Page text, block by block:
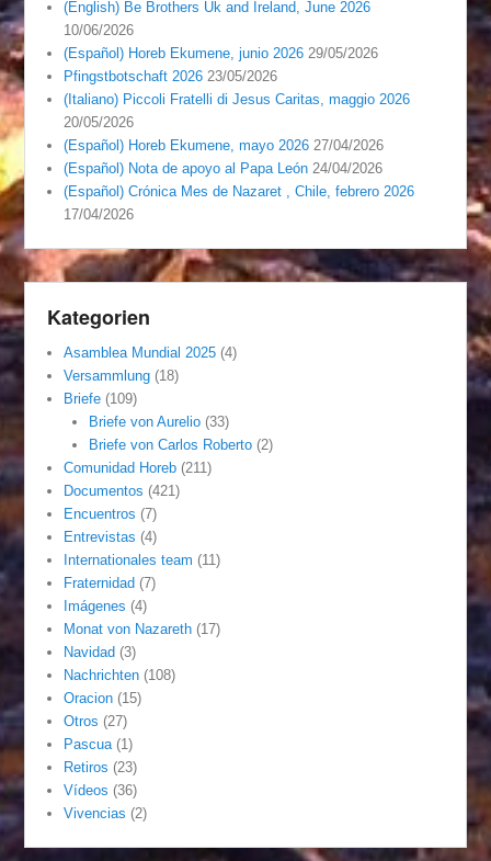
(English) Be Brothers Uk and Ireland, June 2026
10/06/2026
(Español) Horeb Ekumene, junio 2026 29/05/2026
Pfingstbotschaft 2026 23/05/2026
(Italiano) Piccoli Fratelli di Jesus Caritas, maggio 2026
20/05/2026
(Español) Horeb Ekumene, mayo 2026 27/04/2026
(Español) Nota de apoyo al Papa León 24/04/2026
(Español) Crónica Mes de Nazaret , Chile, febrero 2026
17/04/2026
Kategorien
Asamblea Mundial 2025 (4)
Versammlung (18)
Briefe (109)
Briefe von Aurelio(33)
Briefe von Carlos Roberto(2)
Comunidad Horeb (211)
Documentos (421)
Encuentros (7)
Entrevistas (4)
Internationales team (11)
Fraternidad (7)
Imágenes (4)
Monat von Nazareth (17)
Navidad (3)
Nachrichten (108)
Oracion (15)
Otros (27)
Pascua (1)
Retiros (23)
Vídeos (36)
Vivencias (2)